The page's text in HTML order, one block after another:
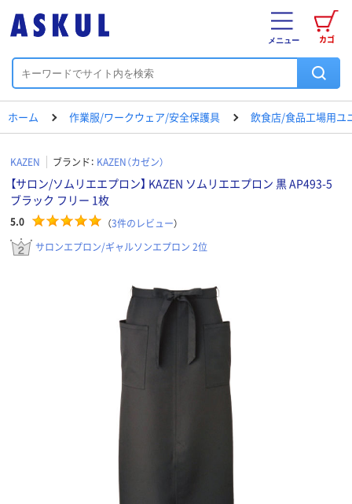
カゴ
メニュー
ホーム 作業服/ワークウェア/安全保護具 飲食店/食品工場用ユ
KAZEN ブランド： KAZEN（カゼン）
【サロン/ソムリエエプロン】 KAZEN ソムリエエプロン 黒 AP493-5
ブラック フリー 1枚
5.0 （3件のレビュー）
サロンエプロン/ギャルソンエプロン 2位